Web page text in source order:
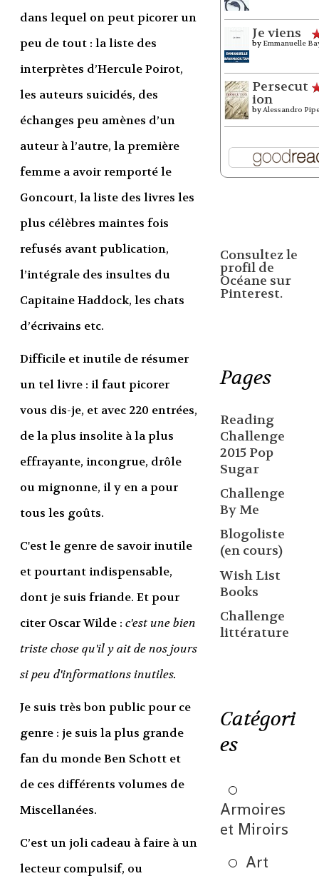
dans lequel on peut picorer un
peu de tout : la liste des
interprètes d’Hercule Poirot,
les auteurs suicidés, des
échanges peu amènes d’un
auteur à l’autre, la première
femme a avoir remporté le
Goncourt, la liste des livres les
plus célèbres maintes fois
refusés avant publication,
l’intégrale des insultes du
Capitaine Haddock, les chats
d’écrivains etc.
Difficile et inutile de résumer
un tel livre : il faut picorer
vous dis-je, et avec 220 entrées,
de la plus insolite à la plus
effrayante, incongrue, drôle
ou mignonne, il y en a pour
tous les goûts.
C'est le genre de savoir inutile
et pourtant indispensable,
dont je suis friande. Et pour
citer Oscar Wilde : c'est une bien
triste chose qu'il y ait de nos jours
si peu d'informations inutiles.
Je suis très bon public pour ce
genre : je suis la plus grande
fan du monde Ben Schott et
de ces différents volumes de
Miscellanées.
C’est un joli cadeau à faire à un
lecteur compulsif, ou
Je viens
by Emmanuelle
Persecut
ion
byAlessandro
Consultez le
profil de
Océane sur
Pinterest.
Pages
Reading
Challenge
2015 Pop
Sugar
Challenge
By Me
Blogoliste
(en cours)
Wish List
Books
Challenge
littérature
Catégori
es
Armoires
et Miroirs
Art